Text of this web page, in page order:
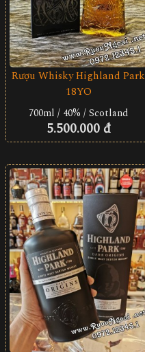
Rượu Whisky Highland Park
18YO
700ml / 40% / Scotland
5.500.000 đ